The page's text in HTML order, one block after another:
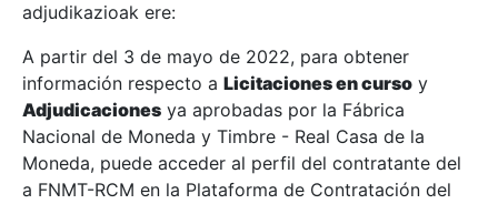
Erakutsi/Ezkutatu
Erakutsi/Ezkutatu
Erakutsi/Ezkutatu
adjudikazioak ere:
A partir del 3 de mayo de 2022, para obtener
información respecto a Licitaciones en curso y
Adjudicaciones ya aprobadas por la Fábrica
Nacional de Moneda y Timbre - Real Casa de la
Moneda, puede acceder al perfil del contratante del
a FNMT-RCM en la Plataforma de Contratación del